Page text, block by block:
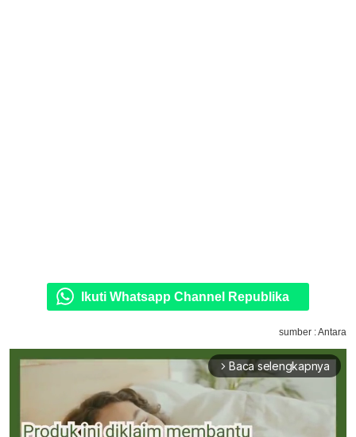
Ikuti Whatsapp Channel Republika
sumber : Antara
arrow_forward_ios Baca selengkapnya